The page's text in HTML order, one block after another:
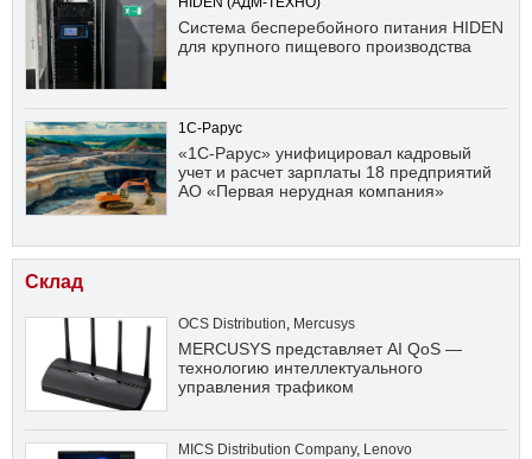
HIDEN (АДМ-ТЕХНО)
Система бесперебойного питания HIDEN
для крупного пищевого производства
1С-Рарус
«1С-Рарус» унифицировал кадровый
учет и расчет зарплаты 18 предприятий
АО «Первая нерудная компания»
Склад
OCS Distribution, Mercusys
MERCUSYS представляет AI QoS —
технологию интеллектуального
управления трафиком
MICS Distribution Company, Lenovo